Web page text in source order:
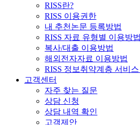
RISS란?
RISS 이용권한
내 추천논문 등록방법
RISS 자료 유형별 이용방법
복사/대출 이용방법
해외전자자료 이용방법
RISS 정보취약계층 서비
고객센터
자주 찾는 질문
상담 신청
상담 내역 확인
고객제안